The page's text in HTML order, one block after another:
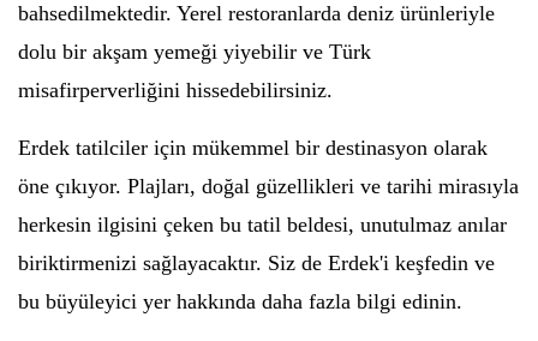
bahsedilmektedir. Yerel restoranlarda deniz ürünleriyle
dolu bir akşam yemeği yiyebilir ve Türk
misafirperverliğini hissedebilirsiniz.
Erdek tatilciler için mükemmel bir destinasyon olarak
öne çıkıyor. Plajları, doğal güzellikleri ve tarihi mirasıyla
herkesin ilgisini çeken bu tatil beldesi, unutulmaz anılar
biriktirmenizi sağlayacaktır. Siz de Erdek'i keşfedin ve
bu büyüleyici yer hakkında daha fazla bilgi edinin.